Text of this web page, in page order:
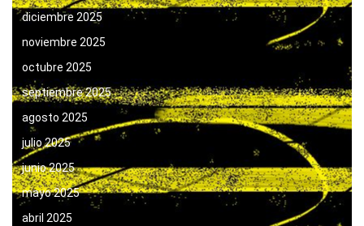
diciembre 2025
noviembre 2025
octubre 2025
septiembre 2025
agosto 2025
julio 2025
junio 2025
mayo 2025
abril 2025